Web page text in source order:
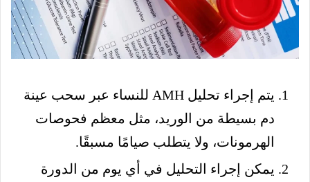
يتم إجراء تحليل AMH للنساء عبر سحب عينة
دم بسيطة من الوريد، مثل معظم فحوصات
الهرمونات، ولا يتطلب صيامًا مسبقًا.
يمكن إجراء التحليل في أي يوم من الدورة